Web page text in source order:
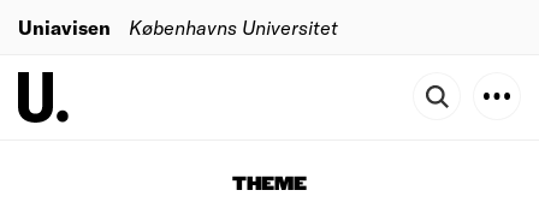
Uniavisen Københavns Universitet
THEME